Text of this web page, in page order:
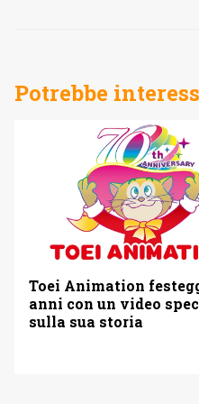
Potrebbe
Toei Animation
anni con un video
sulla sua storia